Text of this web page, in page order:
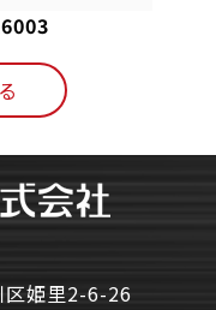
姫里2-6-26